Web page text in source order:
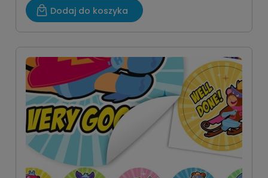
Dodaj do koszyka